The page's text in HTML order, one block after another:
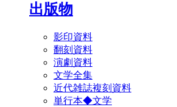
出版物
影印資料
翻刻資料
演劇資料
文学全集
近代雑誌複刻資料
単行本◆文学